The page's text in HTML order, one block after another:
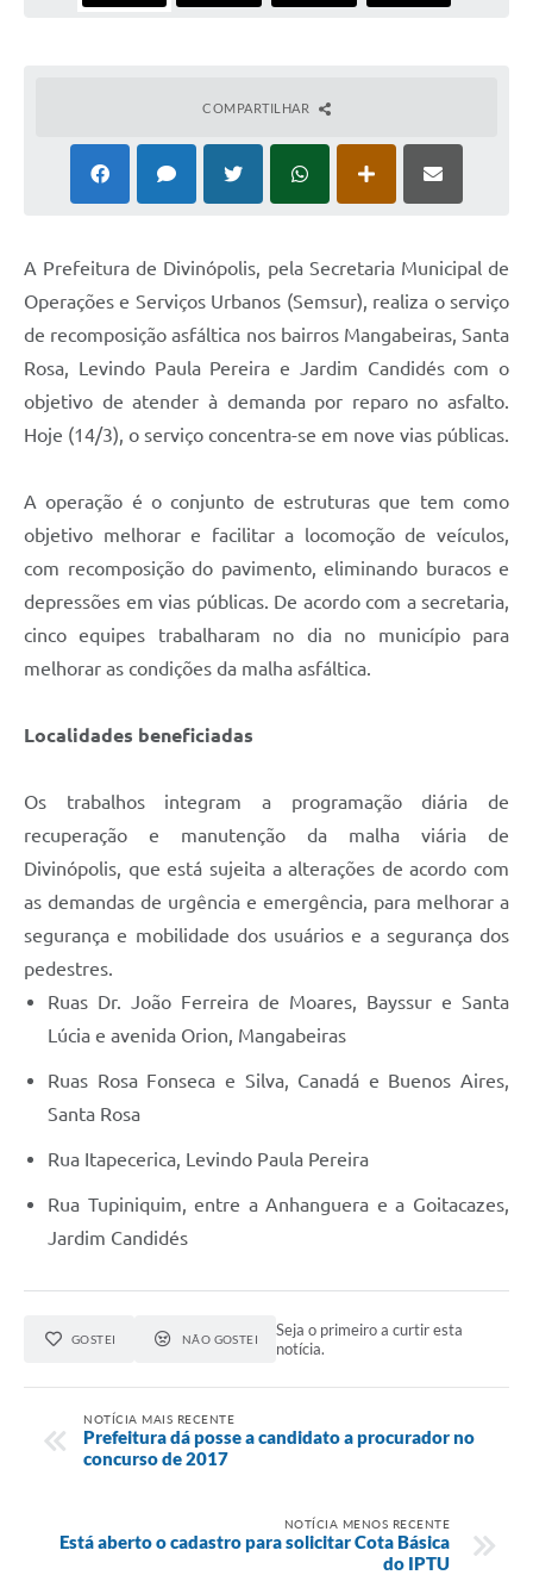
COMPARTILHAR
A Prefeitura de Divinópolis, pela Secretaria Municipal de
Operações e Serviços Urbanos (Semsur), realiza o serviço
de recomposição asfáltica nos bairros Mangabeiras, Santa
Rosa, Levindo Paula Pereira e Jardim Candidés com o
objetivo de atender à demanda por reparo no asfalto.
Hoje (14/3), o serviço concentra-se em nove vias públicas.
A operação é o conjunto de estruturas que tem como
objetivo melhorar e facilitar a locomoção de veículos,
com recomposição do pavimento, eliminando buracos e
depressões em vias públicas. De acordo com a secretaria,
cinco equipes trabalharam no dia no município para
melhorar as condições da malha asfáltica.
Localidades beneficiadas
Os trabalhos integram a programação diária de
recuperação e manutenção da malha viária de
Divinópolis, que está sujeita a alterações de acordo com
as demandas de urgência e emergência, para melhorar a
segurança e mobilidade dos usuários e a segurança dos
pedestres.
Ruas Dr. João Ferreira de Moares, Bayssur e Santa
Lúcia e avenida Orion, Mangabeiras
Ruas Rosa Fonseca e Silva, Canadá e Buenos Aires,
Santa Rosa
Rua Itapecerica, Levindo Paula Pereira
Rua Tupiniquim, entre a Anhanguera e a Goitacazes,
Jardim Candidés
GOSTEI NÃO GOSTEI
Seja o primeiro a curtir esta
notícia.
NOTÍCIA MAIS RECENTE
Prefeitura dá posse a candidato a procurador no
concurso de 2017
NOTÍCIA MENOS RECENTE
Está aberto o cadastro para solicitar Cota Básica
do IPTU